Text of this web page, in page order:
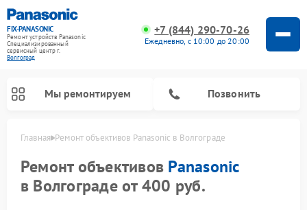
FIX-PANASONIC
Ремонт устройств Panasonic
Специализированный
cервисный центр г.
Волгоград
+7 (844) 290-70-26
Ежедневно, с 10:00 до 20:00
Мы ремонтируем Позвонить
Главная Ремонт объективов Panasonic в Волгограде
Ремонт объективов Panasonic
в Волгограде от 400 руб.